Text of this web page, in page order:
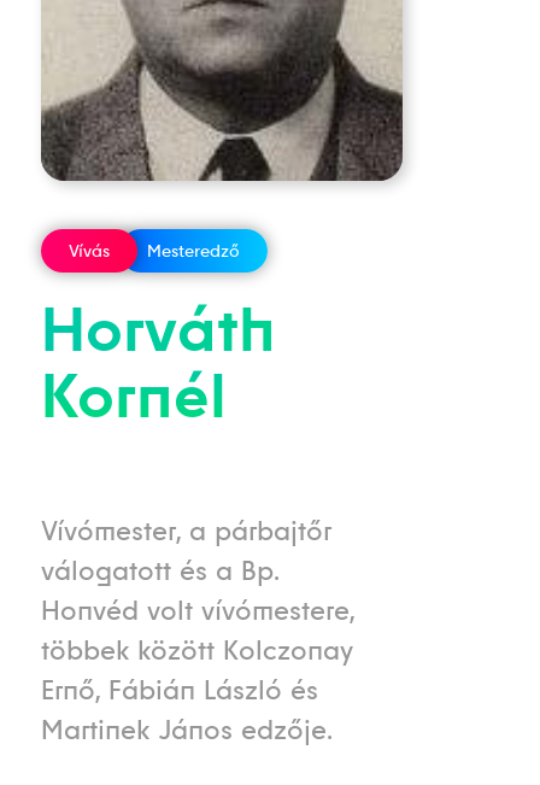
Vívás Mesteredző
Horváth
Kornél
Vívómester, a párbajtőr
válogatott és a Bp.
Honvéd volt vívómestere,
többek között Kolczonay
Ernő, Fábián László és
Martinek János edzője.